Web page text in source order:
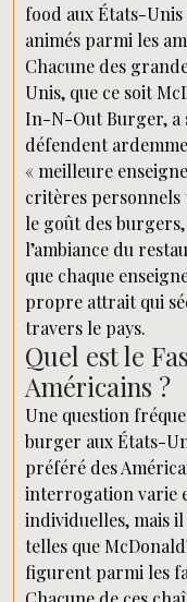
food aux États-Unis
animés parmi les
Chacune des
Unis, que ce soit
In-N-Out Burger, a
défendent
« meilleure
critères personnels
le goût des
l’ambiance du
que chaque
propre attrait qui
travers le pays.
Quel est le
Américains ?
Une question
burger aux États-
préféré des
interrogation varie
individuelles, mais
telles que
figurent parmi les